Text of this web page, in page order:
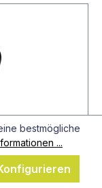
bestmögliche
...